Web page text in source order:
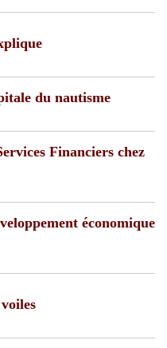
du nautisme
Financiers chez
économique